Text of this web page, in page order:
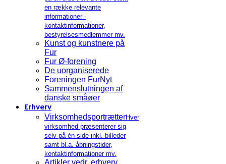
en række relevante
informationer -
kontaktinformationer,
bestyrelsesmedlemmer mv.
Kunst og kunstnere på
Fur
Fur Ø-forening
De uorganiserede
Foreningen FurNyt
Sammenslutningen af
danske småøer
Erhverv
VirksomhedsportrætterHver
virksomhed præsenterer sig
selv på én side inkl. billeder
samt bl.a. åbningstider,
kontaktinformationer mv.
Artikler vedr. erhverv